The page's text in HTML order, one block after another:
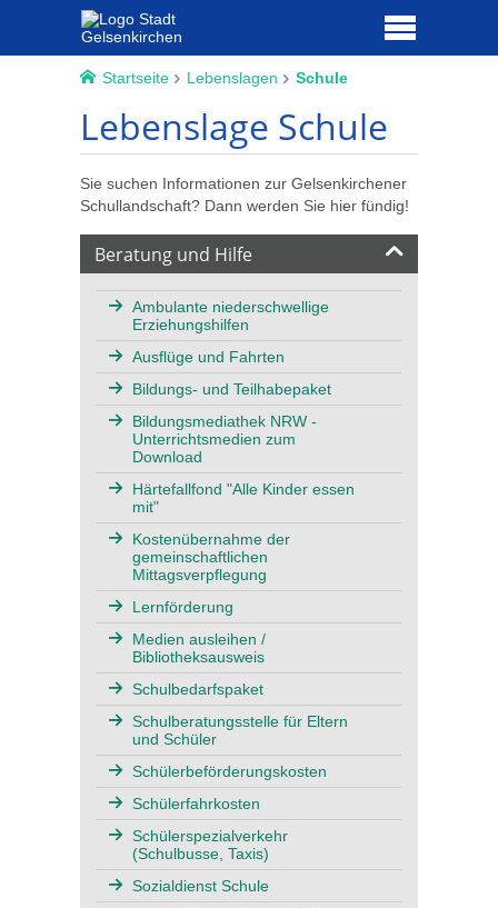
Startseite Lebenslagen Schule
Lebenslage Schule
Sie suchen Informationen zur Gelsenkirchener
Schullandschaft? Dann werden Sie hier fündig!
Beratung und Hilfe
Ambulante niederschwellige
Erziehungshilfen
Ausflüge und Fahrten
Bildungs- und Teilhabepaket
Bildungsmediathek NRW -
Unterrichtsmedien zum
Download
Härtefallfond "Alle Kinder essen
mit"
Kostenübernahme der
gemeinschaftlichen
Mittagsverpflegung
Lernförderung
Medien ausleihen /
Bibliotheksausweis
Schulbedarfspaket
Schulberatungsstelle für Eltern
und Schüler
Schülerbeförderungskosten
Schülerfahrkosten
Schülerspezialverkehr
(Schulbusse, Taxis)
Sozialdienst Schule